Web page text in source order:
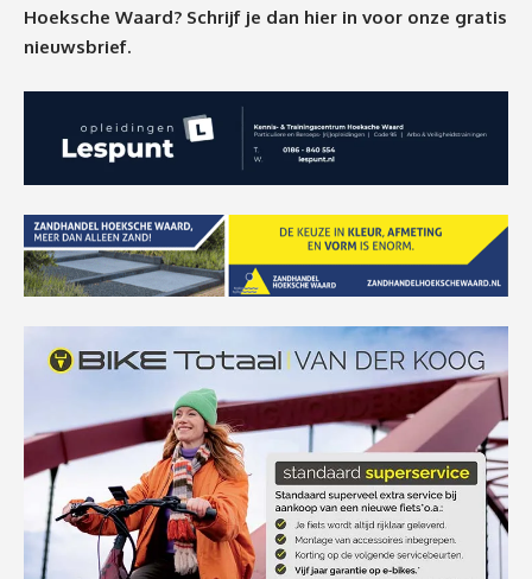
Hoeksche Waard? Schrijf je dan hier in voor onze gratis
nieuwsbrief.